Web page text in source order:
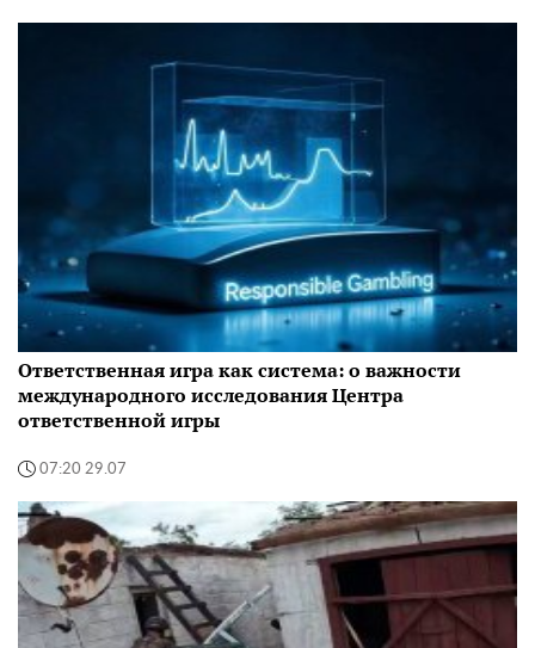
Ответственная игра как система: о важности
международного исследования Центра
ответственной игры
07:20 29.07